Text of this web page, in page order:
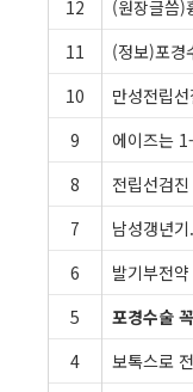
12
(원장글씀)
11
(정보)포경
10
만성전립
9
에이즈는
8
전립선검
7
남성갱년
6
발기부전
5
포경수술
4
보톡스로